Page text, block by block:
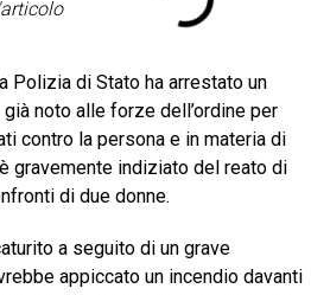
Polizia di Stato ha arrestato un
noto alle forze dell’ordine per
contro la persona e in materia di
gravemente indiziato del reato di
di due donne.
a seguito di un grave
appiccato un incendio davanti